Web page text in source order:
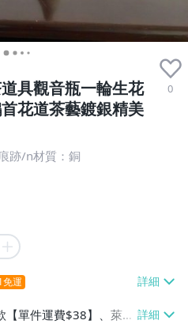
具觀音瓶一輪生花
花道茶藝鍍銀精美
0
跡/n材質：銅
免運
【單件運費$38】、萊爾